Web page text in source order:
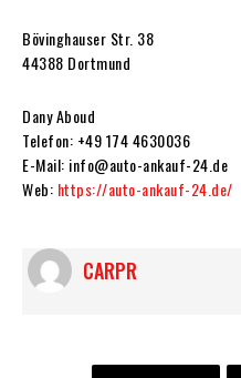
Bövinghauser Str. 38
44388 Dortmund
Dany Aboud
Telefon: +49 174 4630036
E-Mail: info@auto-ankauf-24.de
Web: https://auto-ankauf-24.de/
CARPR